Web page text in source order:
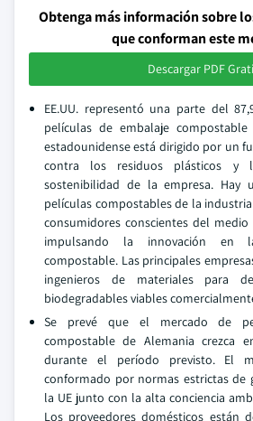
Obtenga más información sobre
que conforman este
Descargar PDF
EE.UU. representó una parte del
películas de embalaje
estadounidense está dirigido por un
contra los residuos plásticos y
sostenibilidad de la empresa. Hay
películas compostables de la
consumidores conscientes del
impulsando la innovación en
compostable. Las principales
ingenieros de materiales para
biodegradables viables
Se prevé que el mercado de
compostable de Alemania crezca
durante el período previsto. El
conformado por normas estrictas de
la UE junto con la alta conciencia
Los proveedores domésticos están